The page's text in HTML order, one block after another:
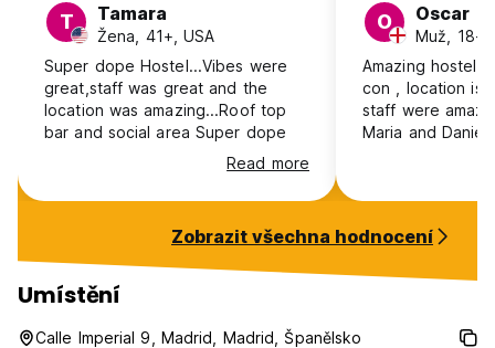
T Tamara
Žena, 41+, USA
Super dope Hostel...Vibes were
great,staff was great and the
location was amazing...Roof top
bar and social area Super dope
Read more
O Oscar
Muž, 18-
Amazing hostel
con , location is
staff were
Maria and
going to Madrid
Zobrazit všechna hodnocení
Umístění
Calle Imperial 9, Madrid, Madrid, Španělsko